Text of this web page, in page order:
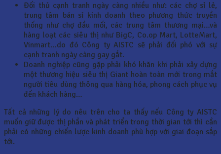
Đối thủ cạnh tranh ngày càng nhiều như: các chợ sỉ lẻ,
trung tâm bán sỉ kinh doanh theo phương thức truyền
thống như chợ đầu mối, các trung tâm thương mại…và
hàng loạt các siêu thị như BigC, Co.op Mart, LotteMart,
Vinmart…do đó Công ty AISTC sẽ phải đối phó với sự
cạnh tranh ngày càng gay gắt.
Doanh nghiệp cũng gặp phải khó khăn khi phải xây dựng
một thương hiệu siêu thị Giant hoàn toàn mới trong mắt
người tiêu dùng thông qua hàng hóa, phong cách phục vụ
đến khách hàng…
Tất cả những lý do nêu trên cho ta thấy nếu Công ty AISTC
muốn giữ được thị phần và phát triển trong thời gian tới thì cần
phải có những chiến lược kinh doanh phù hợp với giai đoạn sắp
tới.